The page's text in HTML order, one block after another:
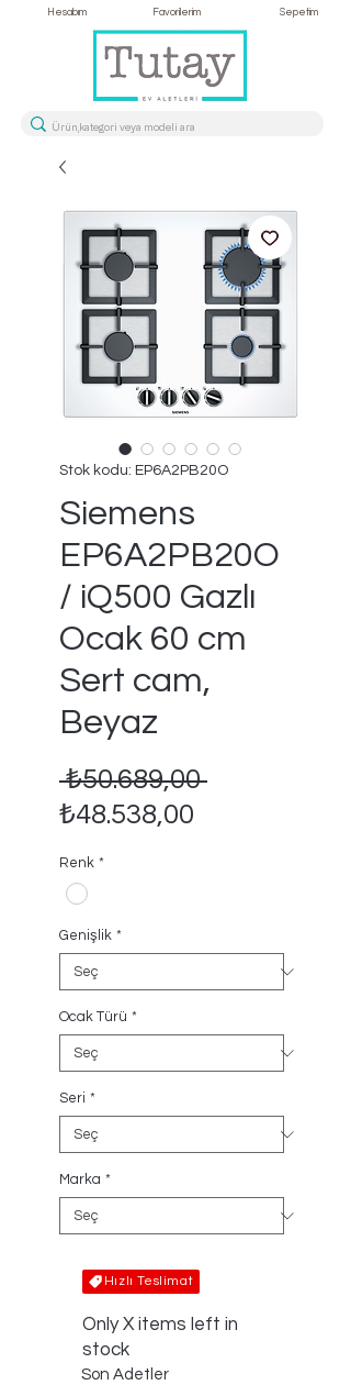
Hesabım Favorilerim Sepetim
Stok kodu: EP6A2PB20O
Siemens
EP6A2PB20O
/ iQ500 Gazlı
Ocak 60 cm
Sert cam,
Beyaz
₺50.689,00 Normal
₺48.538,00
Renk *
Genişlik *
Ocak Türü *
Seri *
Marka *
Hızlı Teslimat
Only X items left in
stock
Son Adetler